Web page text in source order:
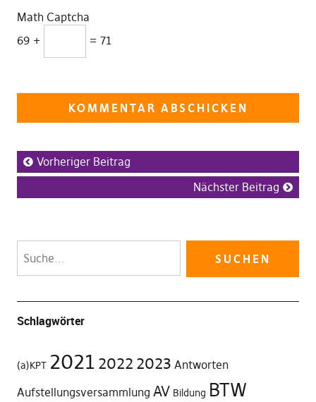
Math Captcha
69 +
= 71
Vorheriger Beitrag
Nächster Beitrag
Schlagwörter
(a)KPT 2021 2022 2023 Antworten
Aufstellungsversammlung AV Bildung BTW